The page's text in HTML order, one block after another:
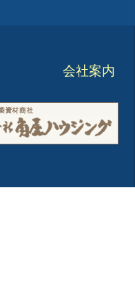
会社案内